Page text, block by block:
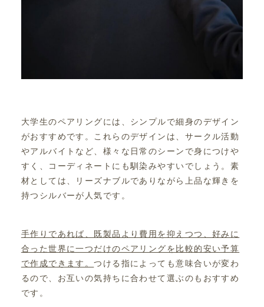
大学生のペアリングには、シンプルで細身のデザイン
がおすすめです。これらのデザインは、サークル活動
やアルバイトなど、様々な日常のシーンで身につけや
すく、コーディネートにも馴染みやすいでしょう。素
材としては、リーズナブルでありながら上品な輝きを
持つシルバーが人気です。
手作りであれば、既製品より費用を抑えつつ、好みに
合った世界に一つだけのペアリングを比較的安い予算
で作成できます。つける指によっても意味合いが変わ
るので、お互いの気持ちに合わせて選ぶのもおすすめ
です。